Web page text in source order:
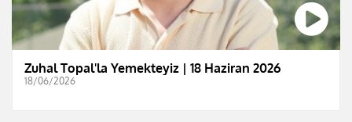
Zuhal Topal'la Yemekteyiz | 18 Haziran 2026
18/06/2026